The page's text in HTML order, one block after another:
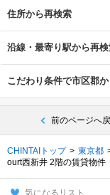
住所から再検索
沿線・最寄り駅から再
こだわり条件で市区郡
前のページへ
CHINTAIトップ 東京都
ourt西新井 2階の賃貸物件
気になるリスト